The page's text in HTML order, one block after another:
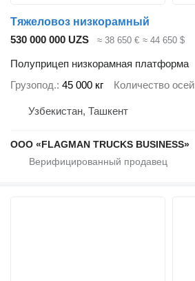
Тяжеловоз низкорамный
530 000 000 UZS
≈ 38 650 € ≈ 44 650 $
Полуприцеп низкорамная платформа
Грузопод. 45 000 кг Количество осей
Узбекистан, Ташкент
ООО «FLAGMAN TRUCKS BUSINESS»